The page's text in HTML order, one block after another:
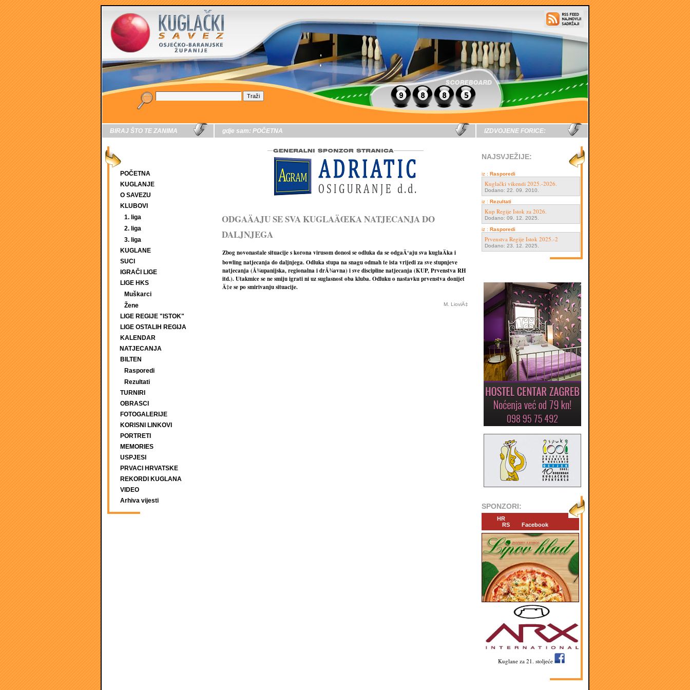
BIRAJ ŠTO TE ZANIMA
POČETNA
KUGLANJE
O SAVEZU
KLUBOVI
1. liga
2. liga
3. liga
KUGLANE
SUCI
IGRAČI LIGE
LIGE HKS
Muškarci
Žene
LIGE REGIJE "ISTOK"
LIGE OSTALIH REGIJA
KALENDAR
NATJECANJA
BILTEN
Rasporedi
Rezultati
TURNIRI
OBRASCI
FOTOGALERIJE
KORISNI LINKOVI
PORTRETI
MEMORIES
USPJESI
PRVACI HRVATSKE
REKORDI KUGLANA
VIDEO
Arhiva vijesti
gdje sam: POČETNA
ODGAÄAJU SE SVA KUGLAÄŒKA NATJECANJA DO
DALJNJEGA
Zbog novonastale situacije s korona virusom donosi se odluka da se odgaÄ‘aju sva kuglaÄka i
bowling natjecanja do daljnjega. Odluka stupa na snagu odmah te ista vrijedi za sve stupnjeve
natjecanja (Å¾upanijska, regionalna i drÅ¾avna) i sve discipline natjecanja (KUP, Prvenstva RH
itd.). Utakmice se ne smiju igrati ni uz suglasnost oba kluba. Odluku o nastavku prvenstva donijet
Ä‡e se po smirivanju situacije.
M. LioviÄ‡
IZDVOJENE FORICE:
NAJSVJEŽIJE:
iz : Rasporedi
Kuglački vikendi 2025.-2026.
Dodano: 22. 09. 2010.
iz : Rezultati
Kup Regije Istok za 2026.
Dodano: 09. 12. 2025.
iz : Rasporedi
Prvenstva Regije Istok 2025.-2
Dodano: 23. 12. 2025.
SPONZORI:
HR
RS
Facebook
Kuglane za 21. stoljeće